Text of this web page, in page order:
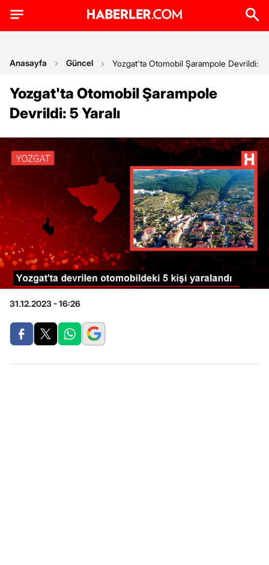
Anasayfa Güncel Yozgat'ta Otomobil Şarampole Devrildi: 5
Yozgat'ta Otomobil Şarampole
Devrildi: 5 Yaralı
31.12.2023 - 16:26